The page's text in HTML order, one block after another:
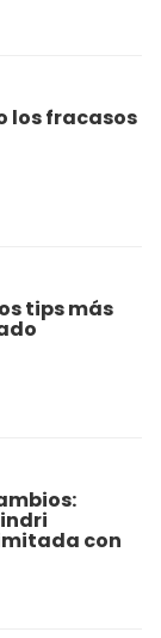
los fracasos
tips más
con